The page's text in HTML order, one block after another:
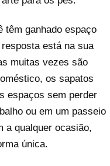
têm ganhado espaço
está na sua
muitas vezes são
os sapatos
espaços sem perder
ou em um passeio
a qualquer ocasião,
única.